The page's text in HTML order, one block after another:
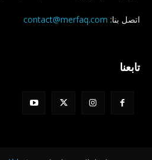
اتصل بنا: contact@merfaq.com
تابعنا